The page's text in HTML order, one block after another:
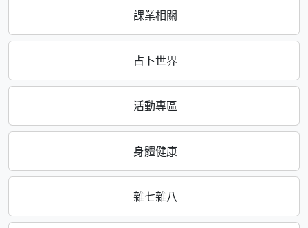
課業相關
占卜世界
活動專區
身體健康
雜七雜八